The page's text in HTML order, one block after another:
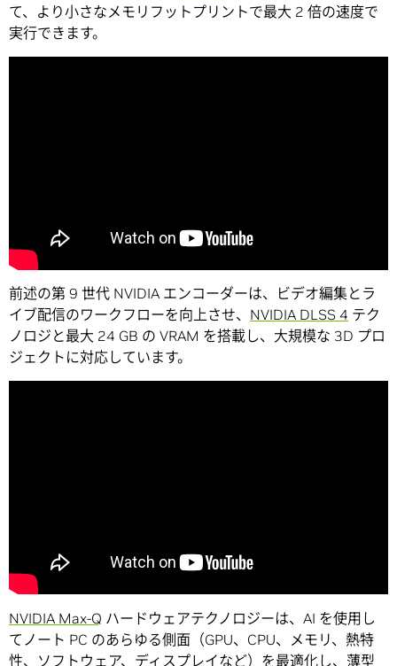
て、より小さなメモリフットプリントで最大 2 倍の速度で
実行できます。
前述の第 9 世代 NVIDIA エンコーダーは、ビデオ編集とラ
イブ配信のワークフローを向上させ、 NVIDIA DLSS 4 テク
ノロジと最大 24 GB の VRAM を搭載し、大規模な 3D プロ
ジェクトに対応しています。
NVIDIA Max-Q ハードウェアテクノロジーは、AI を使用し
てノート PC のあらゆる側面（GPU、CPU、メモリ、熱特
性、ソフトウェア、ディスプレイなど）を最適化し、薄型